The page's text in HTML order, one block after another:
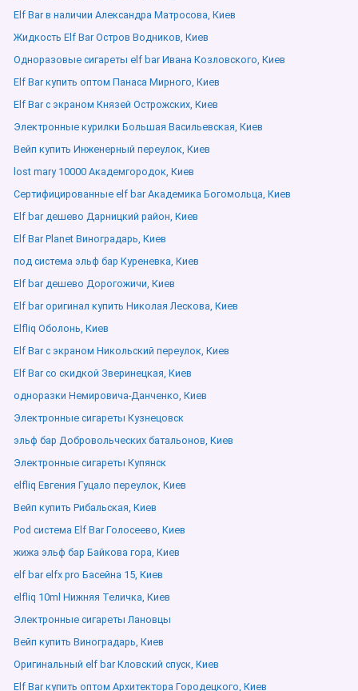
Elf Bar в наличии Александра Матросова, Киев
Жидкость Elf Bar Остров Водников, Киев
Одноразовые сигареты elf bar Ивана Козловского, Киев
Elf Bar купить оптом Панаса Мирного, Киев
Elf Bar с экраном Князей Острожских, Киев
Электронные курилки Большая Васильевская, Киев
Вейп купить Инженерный переулок, Киев
lost mary 10000 Академгородок, Киев
Сертифицированные elf bar Академика Богомольца, Киев
Elf bar дешево Дарницкий район, Киев
Elf Bar Planet Виноградарь, Киев
под система эльф бар Куреневка, Киев
Elf bar дешево Дорогожичи, Киев
Elf bar оригинал купить Николая Лескова, Киев
Elfliq Оболонь, Киев
Elf Bar с экраном Никольский переулок, Киев
Elf Bar со скидкой Зверинецкая, Киев
одноразки Немировича-Данченко, Киев
Электронные сигареты Кузнецовск
эльф бар Добровольческих батальонов, Киев
Электронные сигареты Купянск
elfliq Евгения Гуцало переулок, Киев
Вейп купить Рибальская, Киев
Pod система Elf Bar Голосеево, Киев
жижа эльф бар Байкова гора, Киев
elf bar elfx pro Басейна 15, Киев
elfliq 10ml Нижняя Теличка, Киев
Электронные сигареты Лановцы
Вейп купить Виноградарь, Киев
Оригинальный elf bar Кловский спуск, Киев
Elf Bar купить оптом Архитектора Городецкого, Киев